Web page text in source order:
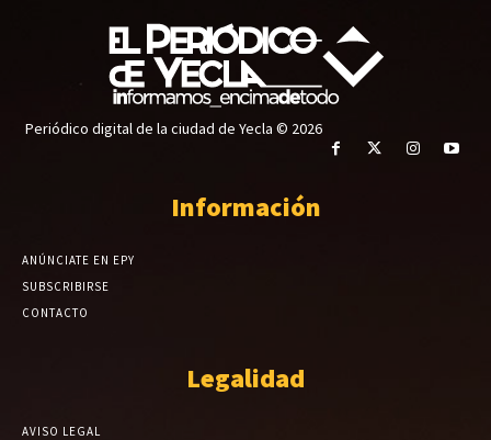
Periódico digital de la ciudad de Yecla © 2026
Información
ANÚNCIATE EN EPY
SUBSCRIBIRSE
CONTACTO
Legalidad
AVISO LEGAL